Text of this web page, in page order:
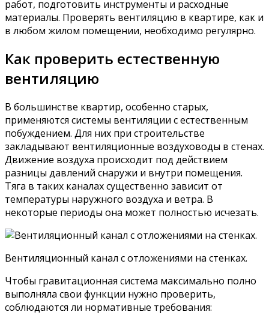
работ, подготовить инструменты и расходные
материалы. Проверять вентиляцию в квартире, как и
в любом жилом помещении, необходимо регулярно.
Как проверить естественную
вентиляцию
В большинстве квартир, особенно старых,
применяются системы вентиляции с естественным
побуждением. Для них при строительстве
закладывают вентиляционные воздуховоды в стенах.
Движение воздуха происходит под действием
разницы давлений снаружи и внутри помещения.
Тяга в таких каналах существенно зависит от
температуры наружного воздуха и ветра. В
некоторые периоды она может полностью исчезать.
Вентиляционный канал с отложениями на стенках.
Чтобы гравитационная система максимально полно
выполняла свои функции нужно проверить,
соблюдаются ли нормативные требования: